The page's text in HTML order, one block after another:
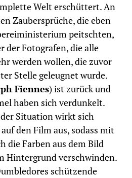
Welt erschüttert. An
Zaubersprüche, die eben
peitschten,
Fotografen, die alle
werden wollen, die zuvor
Stelle geleugnet wurde.
Fiennes) ist zurück und
haben sich verdunkelt.
Situation wirkt sich
den Film aus, sodass mit
die Farben aus dem Bild
Hintergrund verschwinden.
schützende